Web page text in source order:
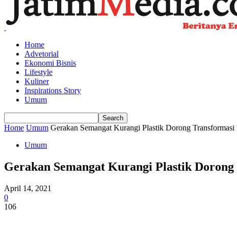
Home
Advetorial
Ekonomi Bisnis
Lifestyle
Kuliner
Inspirations Story
Umum
Home Umum Gerakan Semangat Kurangi Plastik Dorong
Umum
Gerakan Semangat Kurangi Plastik
April 14, 2021
0
106